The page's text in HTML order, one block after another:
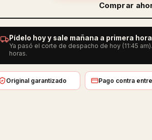
Comprar
Pídelo hoy y sale mañana a primera hora
Ya pasó el corte de despacho de hoy (11:45
horas.
Original garantizado Pago contra